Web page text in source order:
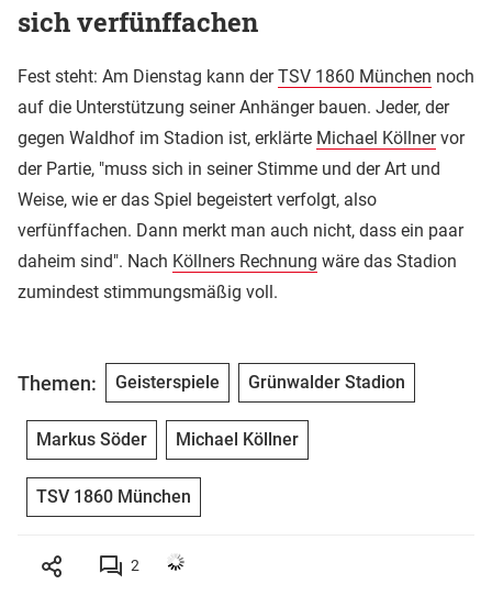
sich verfünffachen
Fest steht: Am Dienstag kann derTSV 1860 München noch
auf die Unterstützung seiner Anhänger bauen. Jeder, der
gegen Waldhof im Stadion ist, erklärte Michael Köllnervor
der Partie, "muss sich in seiner Stimme und der Art und
Weise, wie er das Spiel begeistert verfolgt, also
verfünffachen. Dann merkt man auch nicht, dass ein paar
daheim sind". Nach Köllners Rechnung wäre das Stadion
zumindest stimmungsmäßig voll.
Themen: Geisterspiele Grünwalder Stadion
Markus Söder Michael Köllner
TSV 1860 München
2